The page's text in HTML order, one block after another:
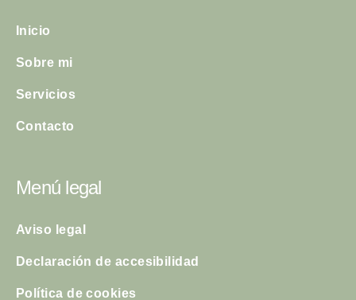
Inicio
Sobre mi
Servicios
Contacto
Menú legal
Aviso legal
Declaración de accesibilidad
Política de cookies